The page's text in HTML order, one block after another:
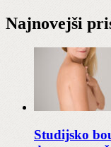
Najnovejši
Studijsko